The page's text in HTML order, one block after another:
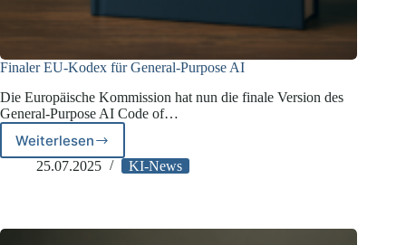
Finaler EU-Kodex für General-Purpose AI
Die Europäische Kommission hat nun die finale Version des
General-Purpose AI Code of…
Weiterlesen
Finaler
EU-
Purpose
25.07.2025 KI-News